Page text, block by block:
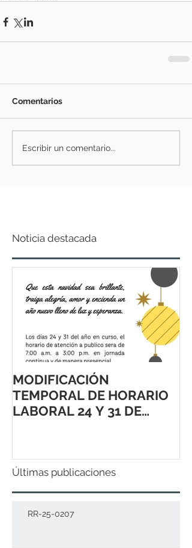
Comentarios
Escribir un comentario...
Noticia destacada
MODIFICACIÓN
TEMPORAL DE HORARIO
LABORAL 24 Y 31 DE
Últimas publicaciones
RR-25-0207